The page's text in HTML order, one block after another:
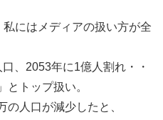
にはメディアの扱い方が全
、2053年に1億人割れ・・
とトップ扱い。
人口が減少したと、